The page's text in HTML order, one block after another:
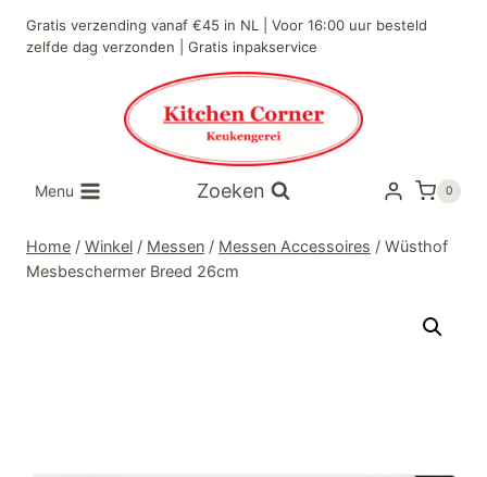
naar
Gratis verzending vanaf €45 in NL | Voor 16:00 uur besteld
zelfde dag verzonden | Gratis inpakservice
Menu Zoeken 0
Home / Winkel / Messen / Messen Accessoires / Wüsthof
Mesbeschermer Breed 26cm